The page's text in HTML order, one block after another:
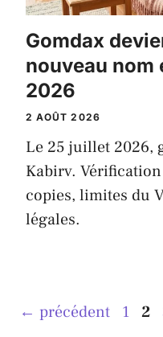
Gomdax
nouveau nom
2026
2 AOÛT 2026
Le 25 juillet 2026,
Kabirv.
copies, limites du
légales.
← précédent Page
1 2